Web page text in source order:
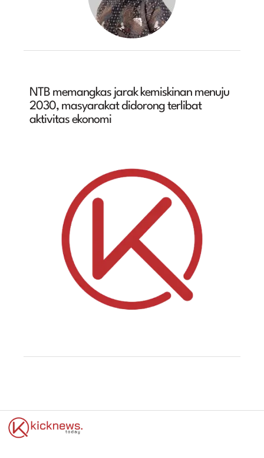
NTB memangkas jarak kemiskinan menuju
2030, masyarakat didorong terlibat
aktivitas ekonomi